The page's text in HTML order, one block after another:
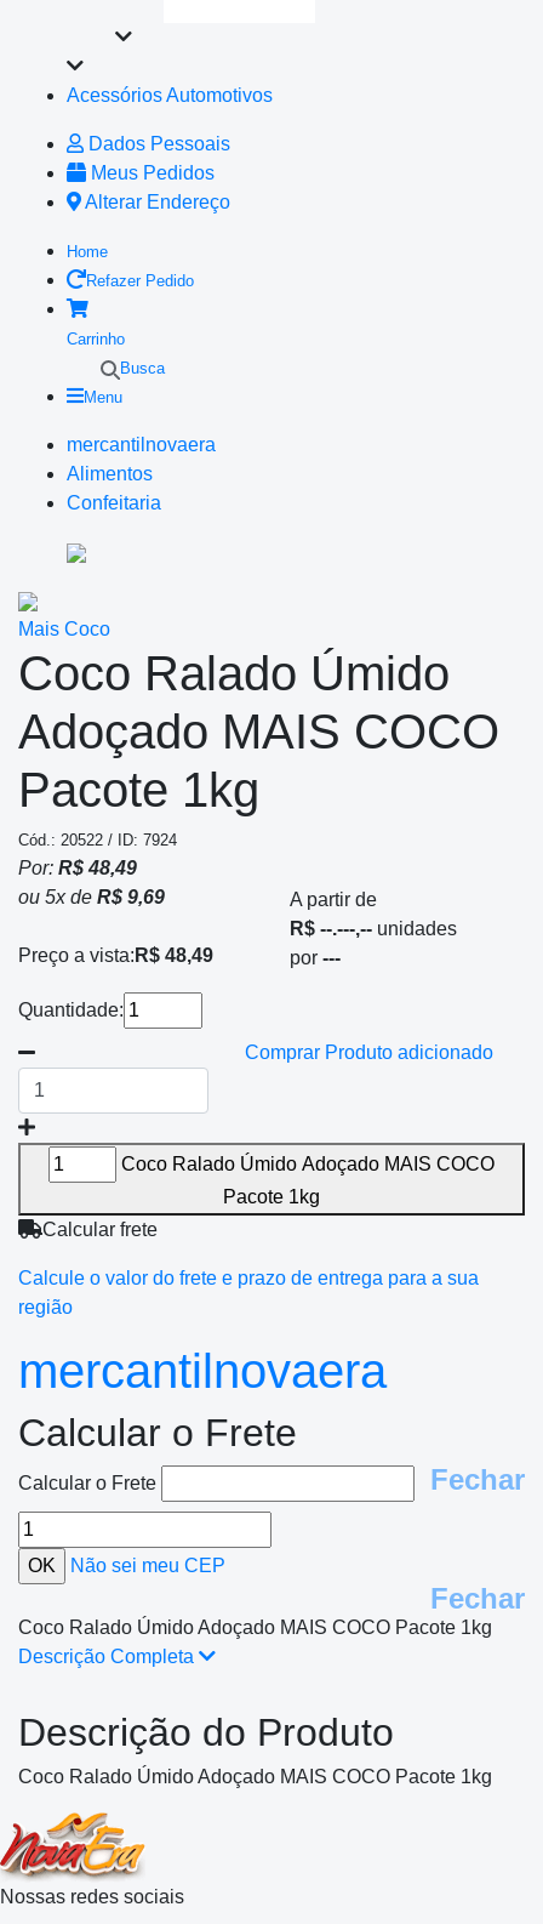
Acessórios Automotivos
Dados Pessoais
Meus Pedidos
Alterar Endereço
Home
Refazer Pedido
Carrinho
Busca
Menu
mercantilnovaera
Alimentos
Confeitaria
Mais Coco
Coco Ralado Úmido
Adoçado MAIS COCO
Pacote 1kg
Cód.: 20522 / ID: 7924
Por: R$ 48,49
ou 5xde R$ 9,69
Preço a vista: R$ 48,49
A partir de
R$ --.---,-- unidades
por ---
Quantidade:
Comprar Produto adicionado
Coco Ralado Úmido Adoçado MAIS COCO
Pacote 1kg
Calcular frete
Calcule o valor do frete e prazo de entrega para a sua
região
mercantilnovaera
Calcular o Frete
Fechar
Calcular o Frete
Não sei meu CEP
Fechar
Coco Ralado Úmido Adoçado MAIS COCO Pacote 1kg
Descrição Completa
Descrição do Produto
Coco Ralado Úmido Adoçado MAIS COCO Pacote 1kg
Nossas redes sociais